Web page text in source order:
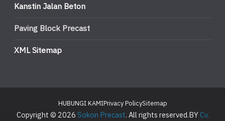
Kanstin Jalan Beton
Paving Block Precast
XML Sitemap
HUBUNGI KAMIPrivacy PolicySitemap
Copyright © 2026Sokon Precast. All rights reserved.BYCv.